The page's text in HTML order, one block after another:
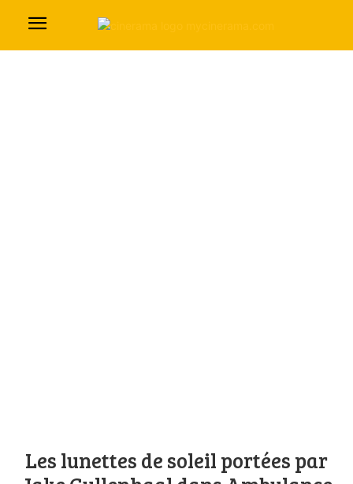
Les lunettes de soleil portées par